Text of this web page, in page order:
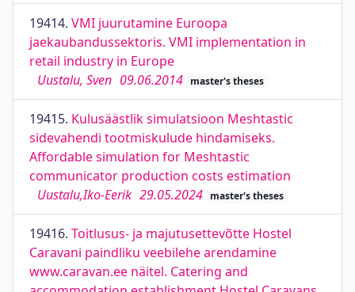
19414. VMI juurutamine Euroopa
jaekaubandussektoris. VMI implementation in
retail industry in Europe
Uustalu, Sven 09.06.2014 master's theses
19415. Kulusäästlik simulatsioon Meshtastic
sidevahendi tootmiskulude hindamiseks.
Affordable simulation for Meshtastic
communicator production costs estimation
Uustalu,Iko-Eerik 29.05.2024 master's theses
19416. Toitlusus- ja majutusettevõtte Hostel
Caravani paindliku veebilehe arendamine
www.caravan.ee näitel. Catering and